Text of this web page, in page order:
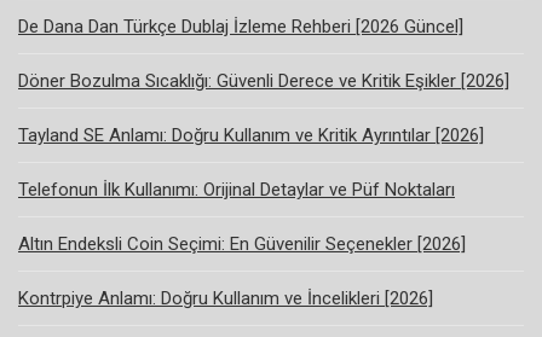
De Dana Dan Türkçe Dublaj İzleme Rehberi [2026 Güncel]
Döner Bozulma Sıcaklığı: Güvenli Derece ve Kritik Eşikler [2026]
Tayland SE Anlamı: Doğru Kullanım ve Kritik Ayrıntılar [2026]
Telefonun İlk Kullanımı: Orijinal Detaylar ve Püf Noktaları
Altın Endeksli Coin Seçimi: En Güvenilir Seçenekler [2026]
Kontrpiye Anlamı: Doğru Kullanım ve İncelikleri [2026]